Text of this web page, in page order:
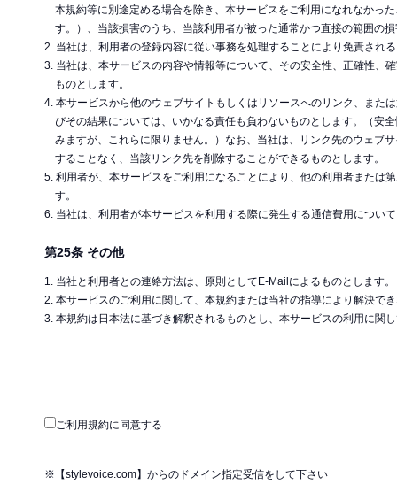
本規約等に別途定める場合を除き、本サービスをご利用になれなかっ
す。）、当該損害のうち、当該利用者が被った通常かつ直接の範囲の
2. 当社は、利用者の登録内容に従い事務を処理することにより免責され
3. 当社は、本サービスの内容や情報等について、その安全性、正確性、
ものとします。
4. 本サービスから他のウェブサイトもしくはリソースへのリンク、また
びその結果については、いかなる責任も負わないものとします。（安
みますが、これらに限りません。）なお、当社は、リンク先のウェブ
することなく、当該リンク先を削除することができるものとします。
5. 利用者が、本サービスをご利用になることにより、他の利用者または
す。
6. 当社は、利用者が本サービスを利用する際に発生する通信費用につい
第25条 その他
1. 当社と利用者との連絡方法は、原則としてE-Mailによるものとします。
2. 本サービスのご利用に関して、本規約または当社の指導により解決で
3. 本規約は日本法に基づき解釈されるものとし、本サービスの利用に関
ご利用規約に同意する
※【stylevoice.com】からのドメイン指定受信をして下さい